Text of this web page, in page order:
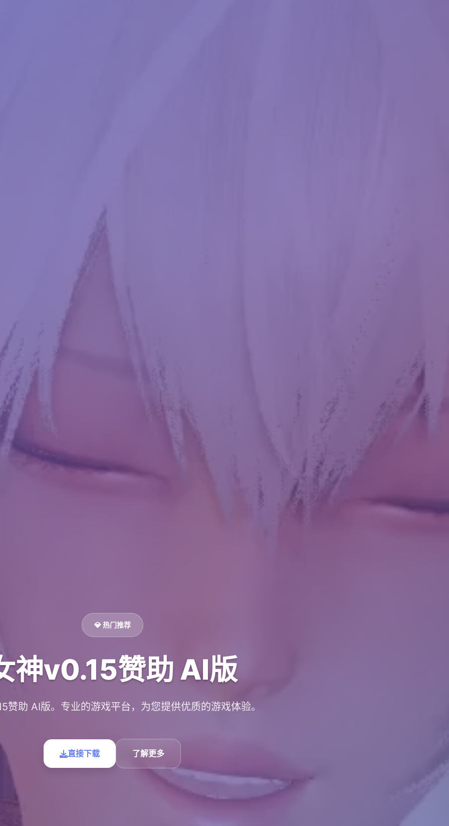
💎 热门推荐
神v0.15赞助 AI版
赞助 AI版。专业的游戏平台，为您提供优质的游戏体验。
直接下载 了解更多